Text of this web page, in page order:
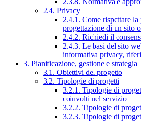
2.3.8. Normativa e
2.4. Privacy
2.4.1. Come rispettare
progettazione di un sito
2.4.2. Richiedi il
2.4.3. Le basi del sito
informativa privacy,
3. Pianificazione, gestione e strategia
3.1. Obiettivi del progetto
3.2. Tipologie di progetti
3.2.1. Tipologie di
coinvolti nel servizio
3.2.2. Tipologie di
3.2.3. Tipologie di